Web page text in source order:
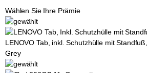
Wählen Sie Ihre Prämie
LENOVO Tab, inkl. Schutzhülle mit
Grey